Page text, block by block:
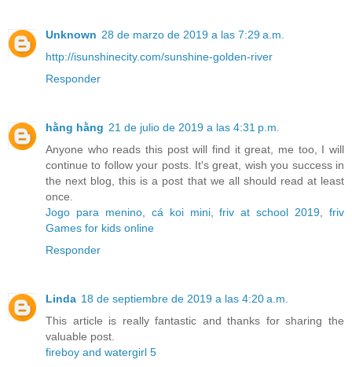
Unknown 28 de marzo de 2019 a las 7:29 a.m.
http://isunshinecity.com/sunshine-golden-river
Responder
hằng hằng 21 de julio de 2019 a las 4:31 p.m.
Anyone who reads this post will find it great, me too, I will
continue to follow your posts. It's great, wish you success in
the next blog, this is a post that we all should read at least
once.
Jogo para menino, cá koi mini,friv at school 2019,friv
Games for kids online
Responder
Linda 18 de septiembre de 2019 a las 4:20 a.m.
This article is really fantastic and thanks for sharing the
valuable post.
fireboy and watergirl 5